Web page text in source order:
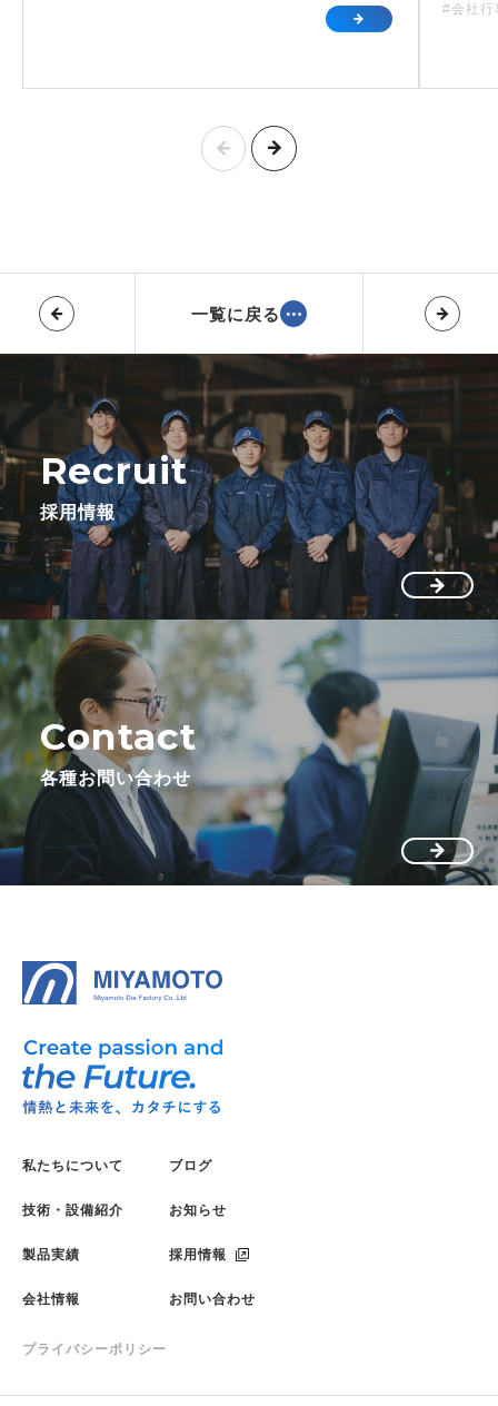
#会社行
一覧に戻る
Recruit
採用情報
Contact
各種お問い合わせ
私たちについて
技術・設備紹介
製品実績
会社情報
ブログ
お知らせ
採用情報
お問い合わせ
プライバシーポリシー